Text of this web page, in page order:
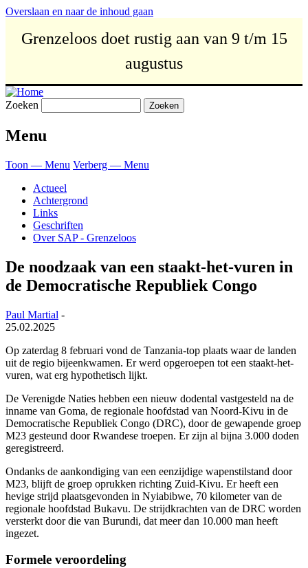
Overslaan en naar de inhoud gaan
Grenzeloos doet rustig aan van 9 t/m 15
augustus
Zoeken
Menu
Toon — Menu Verberg — Menu
Actueel
Achtergrond
Links
Geschriften
Over SAP - Grenzeloos
De noodzaak van een staakt-het-vuren in
de Democratische Republiek Congo
Paul Martial -
25.02.2025
Op zaterdag 8 februari vond de Tanzania-top plaats waar de landen
uit de regio bijeenkwamen. Er werd opgeroepen tot een staakt-het-
vuren, wat erg hypothetisch lijkt.
De Verenigde Naties hebben een nieuw dodental vastgesteld na de
inname van Goma, de regionale hoofdstad van Noord-Kivu in de
Democratische Republiek Congo (DRC), door de gewapende groep
M23 gesteund door Rwandese troepen. Er zijn al bijna 3.000 doden
geregistreerd.
Ondanks de aankondiging van een eenzijdige wapenstilstand door
M23, blijft de groep oprukken richting Zuid-Kivu. Er heeft een
hevige strijd plaatsgevonden in Nyiabibwe, 70 kilometer van de
regionale hoofdstad Bukavu. De strijdkrachten van de DRC worden
versterkt door die van Burundi, dat meer dan 10.000 man heeft
ingezet.
Formele veroordeling